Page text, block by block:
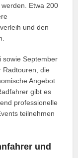
Etwa 200
und den
sowie September
Radtouren, die
Angebot
gibt es
professionelle
teilnehmen
und